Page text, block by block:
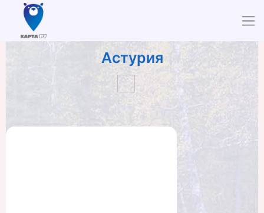
Астурия